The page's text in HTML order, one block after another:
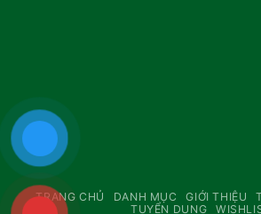
TRANG CHỦ DANH MỤC GIỚI THIỆU
TUYỂN DỤNG